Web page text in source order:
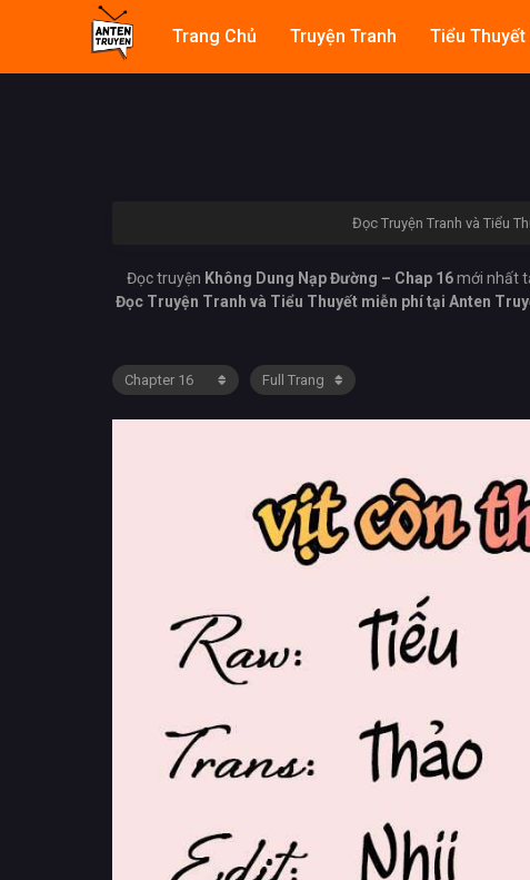
Trang Chủ Truyện Tranh Tiểu Thuyết
Đọc Truyện Tranh và Tiểu
Đọc truyện Không Dung Nạp Đường – Chap 16mới nhất
Đọc Truyện Tranh và Tiểu Thuyết miễn phí tại Anten